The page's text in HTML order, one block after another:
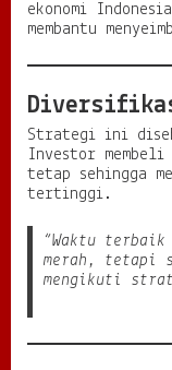
ekonomi
membantu
Strategi ini
Investor
tetap sehingga
tertinggi.
“Waktu
merah, tetapi
mengikuti